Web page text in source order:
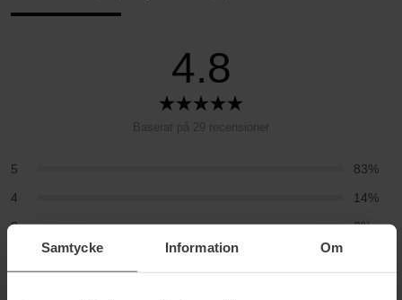
Samtycke Information Om
4.8
Baserat på 29 recensioner
5
83%
4
14%
3
3%